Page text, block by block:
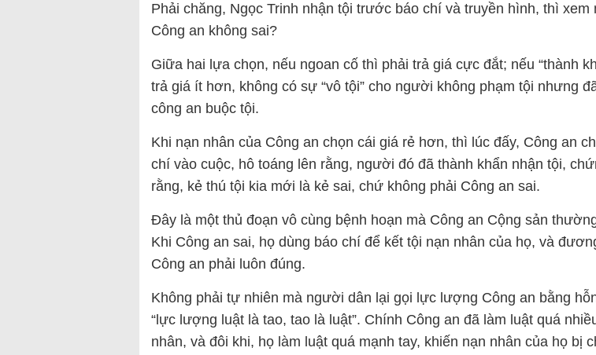
Phải chăng, Ngọc Trinh nhận tội trước báo chí và truyền hình, thì xem
Công an không sai?
Giữa hai lựa chọn, nếu ngoan cố thì phải trả giá cực đắt; nếu “thành
trả giá ít hơn, không có sự “vô tội” cho người không phạm tội nhưng
công an buộc tội.
Khi nạn nhân của Công an chọn cái giá rẻ hơn, thì lúc đấy, Công an
chí vào cuộc, hô toáng lên rằng, người đó đã thành khẩn nhận tội,
rằng, kẻ thú tội kia mới là kẻ sai, chứ không phải Công an sai.
Đây là một thủ đoạn vô cùng bệnh hoạn mà Công an Cộng sản
Khi Công an sai, họ dùng báo chí để kết tội nạn nhân của họ, và
Công an phải luôn đúng.
Không phải tự nhiên mà người dân lại gọi lực lượng Công an bằng
“lực lượng luật là tao, tao là luật”. Chính Công an đã làm luật quá
nhân, và đôi khi, họ làm luật quá mạnh tay, khiến nạn nhân của họ bị